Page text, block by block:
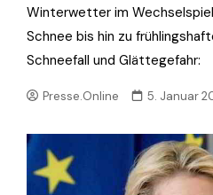
Winterwetter im
Schnee bis hin zu
Schneefall und Glättegefahr:
Presse.Online 5. Januar